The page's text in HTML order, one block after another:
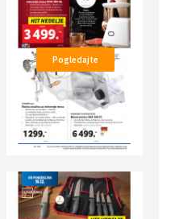
Pogledajte